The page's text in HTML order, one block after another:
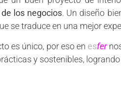
los negocios. Un diseño
se traduce en una mejor
es único, por eso en esfer
y sostenibles,